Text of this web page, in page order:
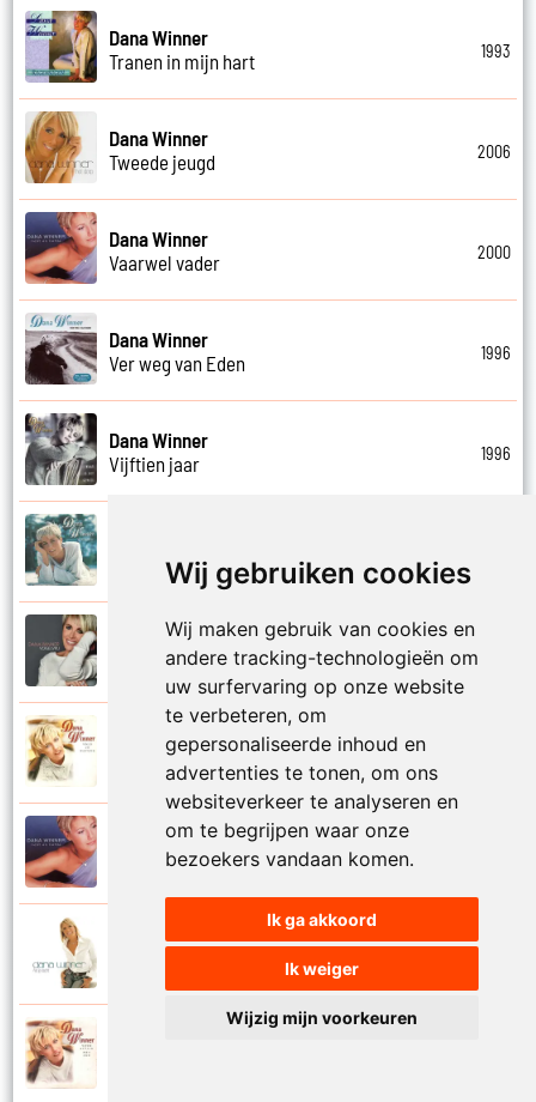
Wij gebruiken cookies
Wij maken gebruik van cookies en
andere tracking-technologieën om
uw surfervaring op onze website
te verbeteren, om
gepersonaliseerde inhoud en
advertenties te tonen, om ons
websiteverkeer te analyseren en
om te begrijpen waar onze
bezoekers vandaan komen.
Ik ga akkoord
Ik weiger
Wijzig mijn voorkeuren
Dana Winner
Tranen in mijn hart
1993
Dana Winner
Tweede jeugd
2006
Dana Winner
Vaarwel vader
2000
Dana Winner
Ver weg van Eden
1996
Dana Winner
Vijftien jaar
1996
Vleugels
Dana Winner
Vogelvrij
Dana Winner
Volg je natuur
Dana Winner
Voor altijd
Dana Winner